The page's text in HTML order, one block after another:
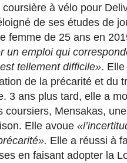
coursière à vélo pour
de ses études de
femme de 25 ans en
un emploi qui
tellement difficile».
de la précarité et du
3 ans plus tard, elle a
coursiers, Mensakas,
Elle avoue
Elle a réussi à
en faisant adopter la